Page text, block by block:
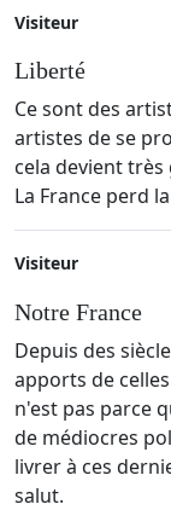
Visiteur
Liberté
Ce sont des
artistes de se
cela devient très
La France perd
Visiteur
Notre France
Depuis des
apports de
n'est pas parce
de médiocres
livrer à ces
salut.